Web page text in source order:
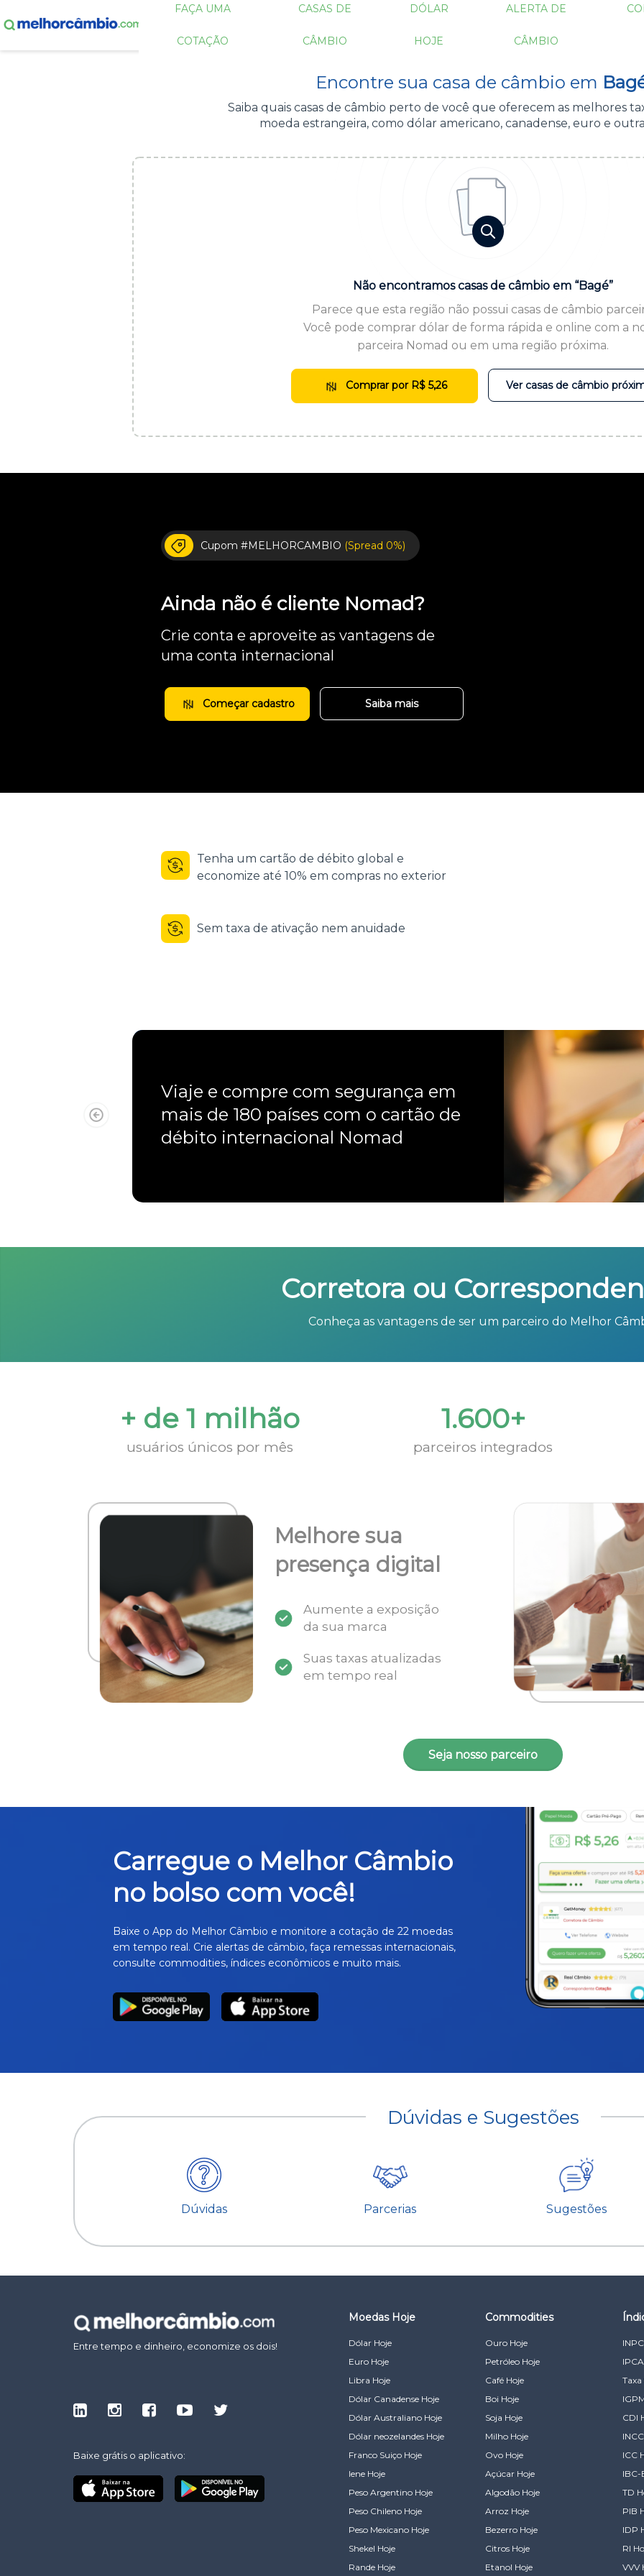
FAÇA UMA
COTAÇÃO
CASAS DE
CÂMBIO
DÓLAR
HOJE
ALERTA DE
CÂMBIO
Encontre sua casa de câmbio em
Saiba quais casas de câmbio perto de você que oferecem as melhores
moeda estrangeira, como dólar americano, canadense, euro e
Não encontramos casas de câmbio em “Bagé”
Parece que esta região não possui casas de câmbio
Você pode comprar dólar de forma rápida e online com a
parceira Nomad ou em uma região próxima.
Comprar por R$ 5,26 Ver casas de câmbio
Cupom #MELHORCAMBIO (Spread 0%)
Ainda não é cliente Nomad?
Crie conta e aproveite as vantagens de
uma conta internacional
Começar cadastro Saiba mais
Tenha um cartão de débito global e
economize até 10% em compras no exterior
Sem taxa de ativação nem anuidade
Viaje e compre com segurança em
mais de 180 países com o cartão de
débito internacional Nomad
Corretora ou
Conheça as vantagens de ser um parceiro do Melhor
+ de 1 milhão
usuários únicos por mês
1.600+
parceiros integrados
Melhore sua
presença digital
Aumente a exposição
da sua marca
Suas taxas atualizadas
em tempo real
Seja nosso parceiro
Carregue o Melhor Câmbio
no bolso com você!
Baixe o App do Melhor Câmbio e monitore a cotação de 22 moedas
em tempo real. Crie alertas de câmbio, faça remessas internacionais,
consulte commodities, índices econômicos e muito mais.
Dúvidas e Sugestões
Dúvidas Parcerias Sugestões
Entre tempo e dinheiro, economize os dois!
Baixe grátis o aplicativo:
Moedas Hoje
Dólar Hoje
Euro Hoje
Libra Hoje
Dólar Canadense Hoje
Dólar Australiano Hoje
Dólar neozelandes Hoje
Franco Suiço Hoje
Iene Hoje
Peso Argentino Hoje
Peso Chileno Hoje
Peso Mexicano Hoje
Shekel Hoje
Rande Hoje
Commodities
Ouro Hoje
Petróleo Hoje
Café Hoje
Boi Hoje
Soja Hoje
Milho Hoje
Ovo Hoje
Açúcar Hoje
Algodão Hoje
Arroz Hoje
Bezerro Hoje
Citros Hoje
Etanol Hoje
Taxa
CDI
ICC
IBC-
TD
PIB
IDP
RI
VVV